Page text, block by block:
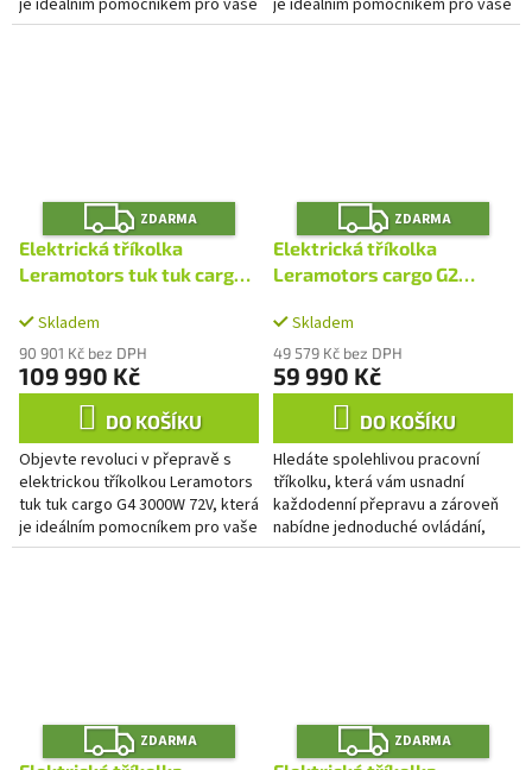
je ideálním pomocníkem pro vaše
podnikání i hospodářství. Díky
je ideálním pomocníkem pro vaše
podnikání i hospodářství. Díky
Z
D
A
R
M
ZDARMA
Elektrická tříkolka
Leramotors tuk tuk cargo
Skladem
90 901 Kč bez DPH
109 990 Kč
DO KOŠÍKU
Objevte revoluci v přepravě s
elektrickou tříkolkou Leramotors
tuk tuk cargo G4 3000W 72V, která
je ideálním pomocníkem pro vaše
podnikání i hospodářství. Díky
Z
D
A
R
M
A
ZDARMA
Elektrická tříkolka
Leramotors cargo G2
Skladem
49 579 Kč bez DPH
59 990 Kč
DO KOŠÍKU
Hledáte spolehlivou pracovní
tříkolku, která vám usnadní
každodenní přepravu a zároveň
nabídne jednoduché ovládání,
tichý provoz a nízké provozní
Z
D
ZDARMA Z
D
ZDARMA